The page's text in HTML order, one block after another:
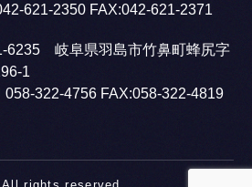
621-2350 FAX:042-621-2371
6235 岐阜県羽島市竹鼻町蜂尻字
1
058-322-4756 FAX:058-322-4819